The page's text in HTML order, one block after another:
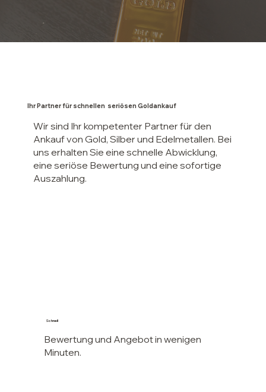
Ihr Partner für schnellen seriösen Goldankauf
Wir sind Ihr kompetenter Partner für den
Ankauf von Gold, Silber und Edelmetallen. Bei
uns erhalten Sie eine schnelle Abwicklung,
eine seriöse Bewertung und eine sofortige
Auszahlung.
Schnell
Bewertung und Angebot in wenigen
Minuten.